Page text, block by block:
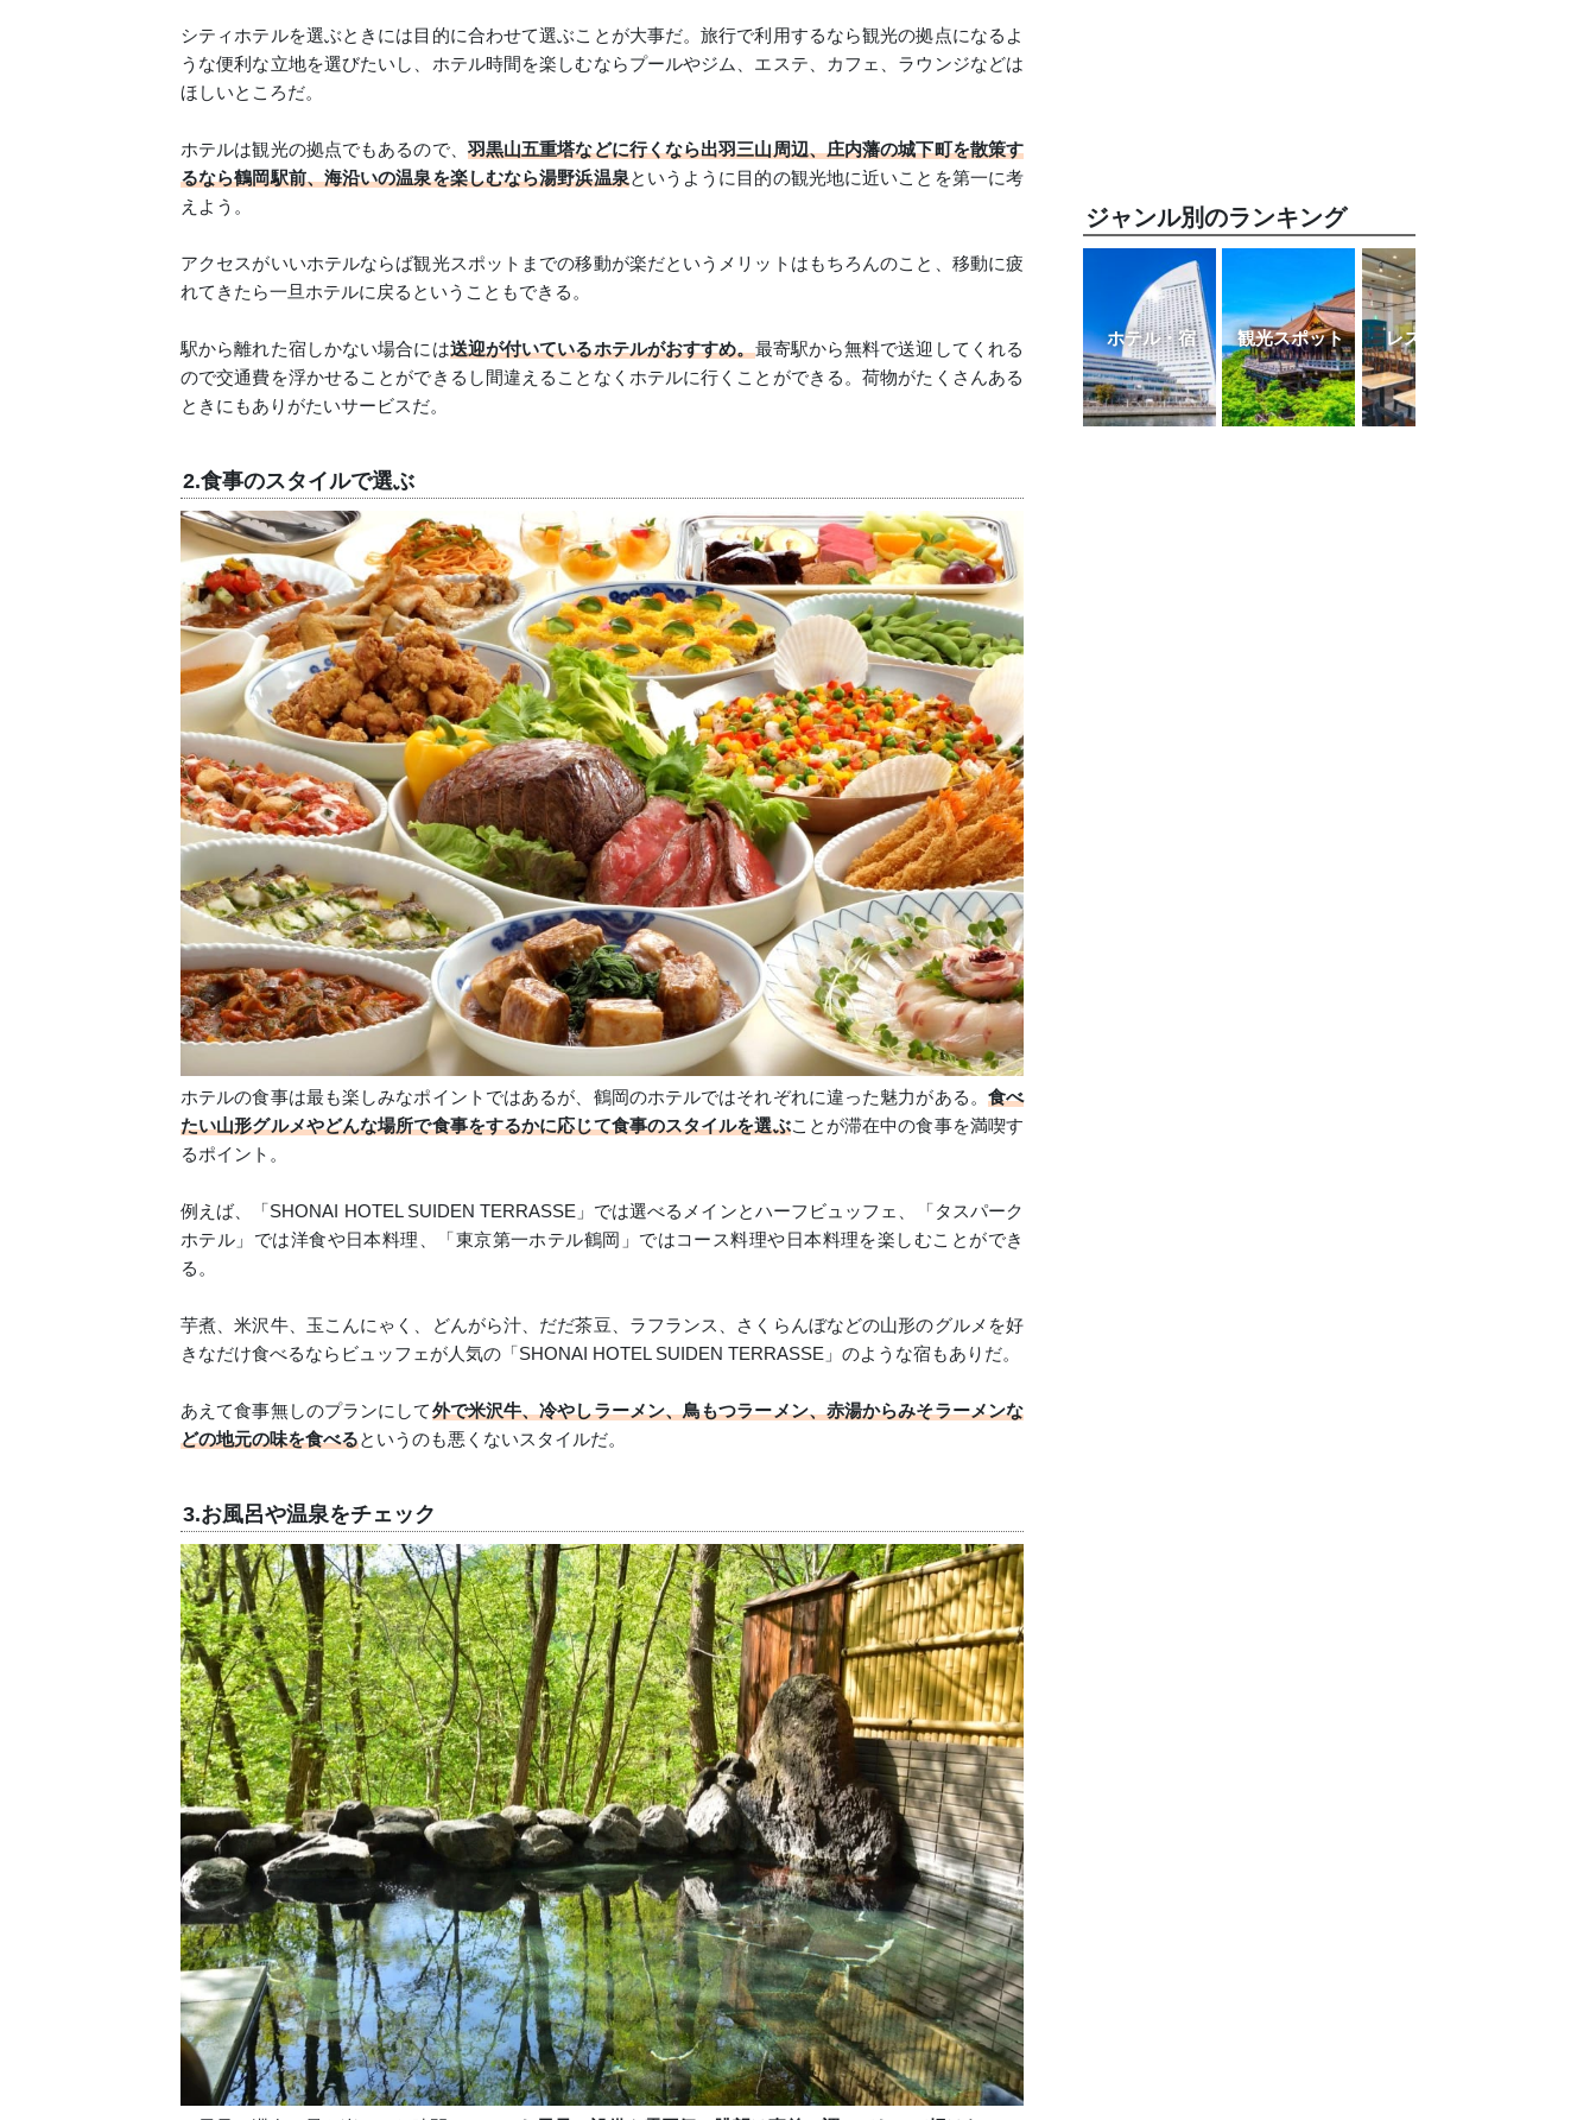
シティホテルを選ぶときには目的に合わせて選ぶことが大事だ。旅行で利用するなら観光の拠点になるよ
うな便利な立地を選びたいし、ホテル時間を楽しむならプールやジム、エステ、カフェ、ラウンジなどは
ほしいところだ。
ホテルは観光の拠点でもあるので、 羽黒山五重塔などに行くなら出羽三山周辺、庄内藩の城下町を散策す
るなら鶴岡駅前、海沿いの温泉を楽しむなら湯野浜温泉というように目的の観光地に近いことを第一に考
えよう。
アクセスがいいホテルならば観光スポットまでの移動が楽だというメリットはもちろんのこと、移動に疲
れてきたら一旦ホテルに戻るということもできる。
駅から離れた宿しかない場合には送迎が付いているホテルがおすすめ。最寄駅から無料で送迎してくれる
ので交通費を浮かせることができるし間違えることなくホテルに行くことができる。荷物がたくさんある
ときにもありがたいサービスだ。
2.食事のスタイルで選ぶ
ホテルの食事は最も楽しみなポイントではあるが、鶴岡のホテルではそれぞれに違った魅力がある。 食べ
たい山形グルメやどんな場所で食事をするかに応じて食事のスタイルを選ぶことが滞在中の食事を満喫す
るポイント。
例えば、「SHONAI HOTEL SUIDEN TERRASSE」では選べるメインとハーフビュッフェ、「タスパーク
ホテル」では洋食や日本料理、「東京第一ホテル鶴岡」ではコース料理や日本料理を楽しむことができ
る。
芋煮、米沢牛、玉こんにゃく、どんがら汁、だだ茶豆、ラフランス、さくらんぼなどの山形のグルメを好
きなだけ食べるならビュッフェが人気の「SHONAI HOTEL SUIDEN TERRASSE」のような宿もありだ。
あえて食事無しのプランにして外で米沢牛、冷やしラーメン、鳥もつラーメン、赤湯からみそラーメンな
どの地元の味を食べるというのも悪くないスタイルだ。
3.お風呂や温泉をチェック
ジャンル別のランキング
ホテル・宿 観光スポット レストラン